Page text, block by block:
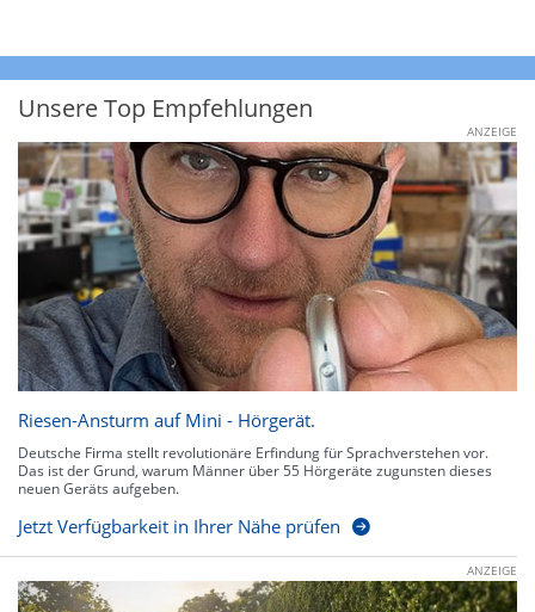
Unsere Top Empfehlungen
ANZEIGE
Riesen-Ansturm auf Mini - Hörgerät.
Deutsche Firma stellt revolutionäre Erfindung für Sprachverstehen vor.
Das ist der Grund, warum Männer über 55 Hörgeräte zugunsten dieses
neuen Geräts aufgeben.
Jetzt Verfügbarkeit in Ihrer Nähe prüfen
ANZEIGE